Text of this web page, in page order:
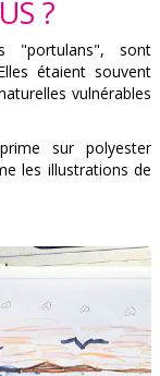
?
"portulans", sont
étaient souvent
vulnérables
sur polyester
les illustrations de